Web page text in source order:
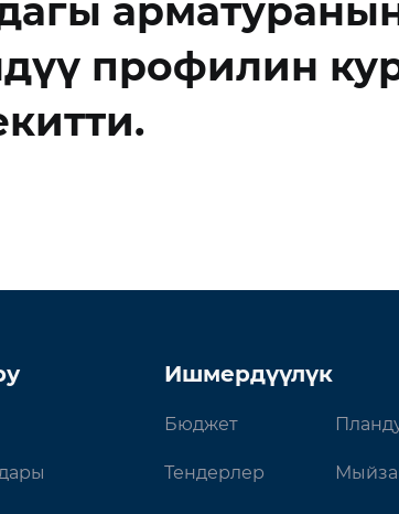
профилин
Ишмердүүлүк
Бюджет
Тендерлер